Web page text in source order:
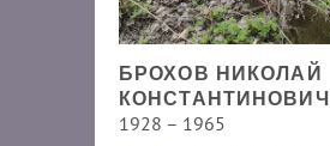
БРОХОВ НИКОЛАЙ
КОНСТАНТИНОВИЧ
1928 – 1965